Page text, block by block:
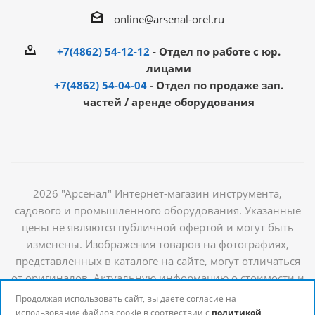
online@arsenal-orel.ru
+7(4862) 54-12-12 - Отдел по работе с юр.
лицами
+7(4862) 54-04-04 - Отдел по продаже зап.
частей / аренде оборудования
2026 "Арсенал" Интернет-магазин инструмента,
садового и промышленного оборудования. Указанные
цены не являются публичной офертой и могут быть
изменены. Изображения товаров на фотографиях,
представленных в каталоге на сайте, могут отличаться
от оригиналов. Актуальную информацию о стоимости и
наличии товаров можно получить у наших
менеджеров
Продолжая использовать сайт, вы даете согласие на
использование файлов cookie в соотвествии с политикой